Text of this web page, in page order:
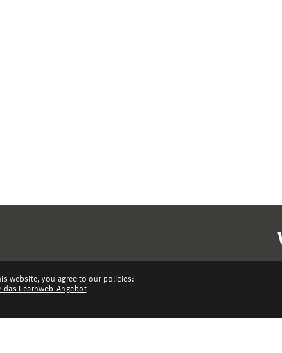
website, you agree to our policies:
das Learnweb-Angebot